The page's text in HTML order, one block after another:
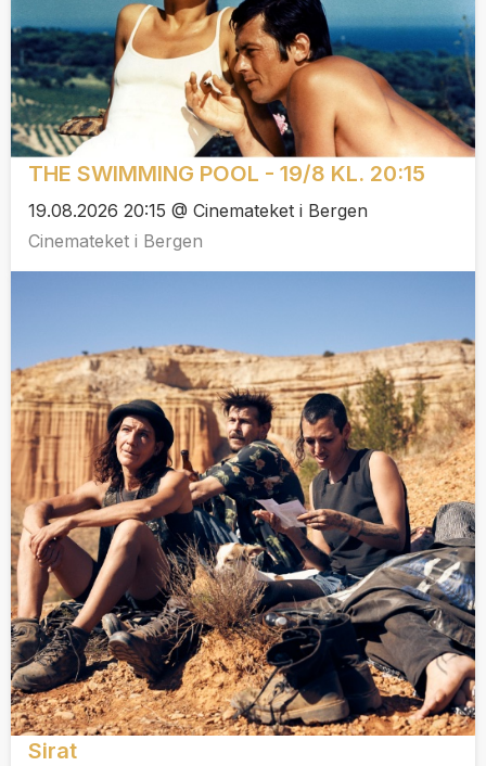
THE SWIMMING POOL - 19/8 KL. 20:15
19.08.2026 20:15 @ Cinemateket i Bergen
Cinemateket i Bergen
Sirat